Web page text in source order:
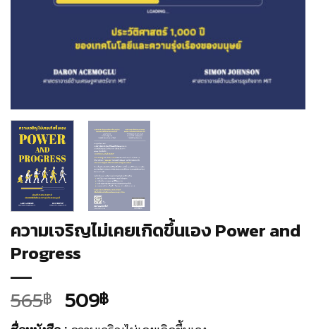
ความเจริญไม่เคยเกิดขึ้นเอง Power and
Progress
565฿ 509฿